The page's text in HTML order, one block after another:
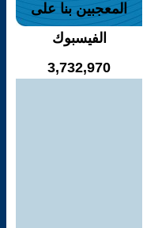
المعجبين بنا على
الفيسبوك
3,732,970